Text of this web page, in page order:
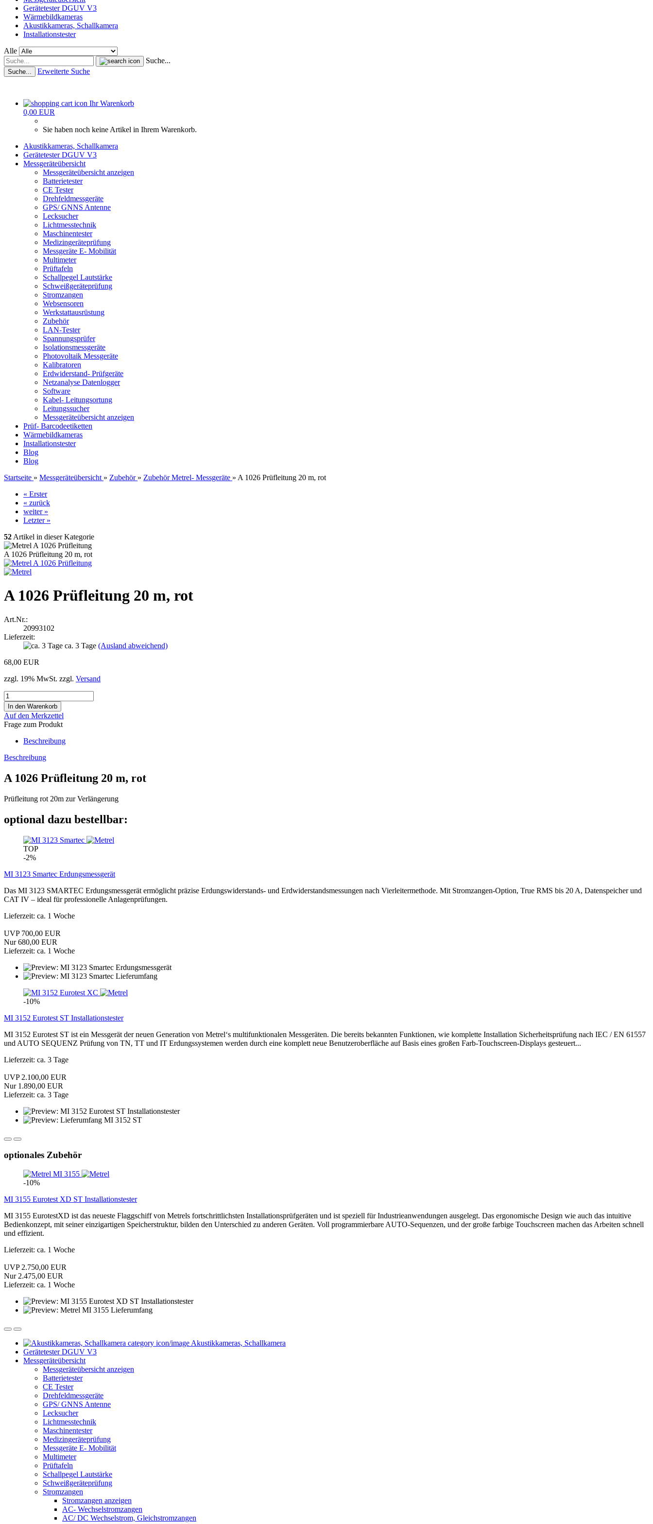
Gerätetester DGUV V3
Wärmebildkameras
Akustikkameras, Schallkamera
Installationstester
Alle
Suche...
Suche... Erweiterte Suche
Ihr Warenkorb
0,00 EUR
Sie haben noch keine Artikel in Ihrem Warenkorb.
Akustikkameras, Schallkamera
Gerätetester DGUV V3
Messgeräteübersicht
Messgeräteübersicht anzeigen
Batterietester
CE Tester
Drehfeldmessgeräte
GPS/ GNNS Antenne
Lecksucher
Lichtmesstechnik
Maschinentester
Medizingeräteprüfung
Messgeräte E- Mobilität
Multimeter
Prüftafeln
Schallpegel Lautstärke
Schweißgeräteprüfung
Stromzangen
Websensoren
Werkstattausrüstung
Zubehör
LAN-Tester
Spannungsprüfer
Isolationsmessgeräte
Photovoltaik Messgeräte
Kalibratoren
Erdwiderstand- Prüfgeräte
Netzanalyse Datenlogger
Software
Kabel- Leitungsortung
Leitungssucher
Messgeräteübersicht anzeigen
Prüf- Barcodeetiketten
Wärmebildkameras
Installationstester
Blog
Blog
Startseite » Messgeräteübersicht » Zubehör » Zubehör Metrel- Messgeräte » A 1026 Prüfleitung 20 m, rot
« Erster
« zurück
weiter »
Letzter »
52 Artikel in dieser Kategorie
A 1026 Prüfleitung 20 m, rot
A 1026 Prüfleitung 20 m, rot
Art.Nr.:
20993102
Lieferzeit:
ca. 3 Tage (Ausland abweichend)
68,00 EUR
zzgl. 19% MwSt. zzgl. Versand
Auf den Merkzettel
Frage zum Produkt
Beschreibung
Beschreibung
A 1026 Prüfleitung 20 m, rot
Prüfleitung rot 20m zur Verlängerung
optional dazu bestellbar:
TOP
-2%
MI 3123 Smartec Erdungsmessgerät
Das MI 3123 SMARTEC Erdungsmessgerät ermöglicht präzise Erdungswiderstands- und Erdwiderstandsmessungen nach Vierleitermethode. Mit Stromzangen-Option, True RMS bis 20 A, Datenspeicher und
CAT IV – ideal für professionelle Anlagenprüfungen.
Lieferzeit: ca. 1 Woche
UVP 700,00 EUR
Nur 680,00 EUR
Lieferzeit: ca. 1 Woche
-10%
MI 3152 Eurotest ST Installationstester
MI 3152 Eurotest ST ist ein Messgerät der neuen Generation von Metrel‘s multifunktionalen Messgeräten. Die bereits bekannten Funktionen, wie komplette Installation Sicherheitsprüfung nach IEC / EN 61557
und AUTO SEQUENZ Prüfung von TN, TT und IT Erdungssystemen werden durch eine komplett neue Benutzeroberfläche auf Basis eines großen Farb-Touchscreen-Displays gesteuert...
Lieferzeit: ca. 3 Tage
UVP 2.100,00 EUR
Nur 1.890,00 EUR
Lieferzeit: ca. 3 Tage
optionales Zubehör
-10%
MI 3155 Eurotest XD ST Installationstester
MI 3155 EurotestXD ist das neueste Flaggschiff von Metrels fortschrittlichsten Installationsprüfgeräten und ist speziell für Industrieanwendungen ausgelegt. Das ergonomische Design wie auch das intuitive
Bedienkonzept, mit seiner einzigartigen Speicherstruktur, bilden den Unterschied zu anderen Geräten. Voll programmierbare AUTO-Sequenzen, und der große farbige Touchscreen machen das Arbeiten schnell
und effizient.
Lieferzeit: ca. 1 Woche
UVP 2.750,00 EUR
Nur 2.475,00 EUR
Lieferzeit: ca. 1 Woche
Akustikkameras, Schallkamera
Gerätetester DGUV V3
Messgeräteübersicht
Messgeräteübersicht anzeigen
Batterietester
CE Tester
Drehfeldmessgeräte
GPS/ GNNS Antenne
Lecksucher
Lichtmesstechnik
Maschinentester
Medizingeräteprüfung
Messgeräte E- Mobilität
Multimeter
Prüftafeln
Schallpegel Lautstärke
Schweißgeräteprüfung
Stromzangen
Stromzangen anzeigen
AC- Wechselstromzangen
AC/ DC Wechselstrom, Gleichstromzangen